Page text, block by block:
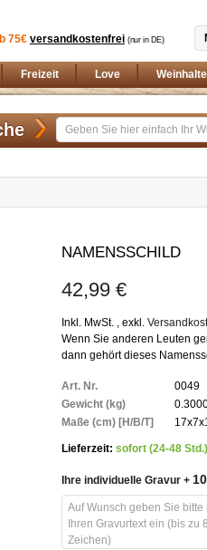
75€ versandkostenfrei (nur in DE)
Freizeit Love
NAMENSSCHILD
42,99 €
Inkl. MwSt. , exkl.
Wenn Sie anderen Leuten
dann gehört dieses
Weitere
Informationen
Art. Nr.
0049
Gewicht (kg)
Maße (cm) [H/B/T]
Lieferzeit: sofort (24-48 Std.)
Ihre individuelle Gravur +
springen